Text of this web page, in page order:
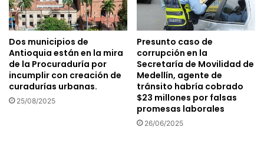
Dos municipios de
Antioquia están en la mira
de la Procuraduría por
incumplir con creación de
curadurías urbanas.
25/08/2025
Presunto caso de
corrupción en la
Secretaría de Movilidad de
Medellín, agente de
tránsito habría cobrado
$23 millones por falsas
promesas laborales
26/06/2025